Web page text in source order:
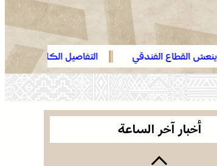
التفاصيل الكاملة لاقتحام ولي العهد مياه
الهدهد !
أخبار آخر الساعة
مقطعة الأطراف داخل عشة بمنطقة
والتحقيقات متواصلة لكشف ملابسات
في ارتباطه بشبكة إجرامية عابرة
سياحي استثنائي .. ارتفاع الإقبال ينعش